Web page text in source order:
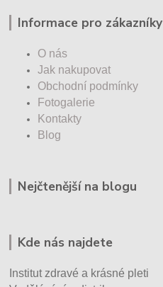
Informace pro zákazníky
O nás
Jak nakupovat
Obchodní podmínky
Fotogalerie
Kontakty
Blog
Nejčtenější na blogu
Kde nás najdete
Institut zdravé a krásné pleti